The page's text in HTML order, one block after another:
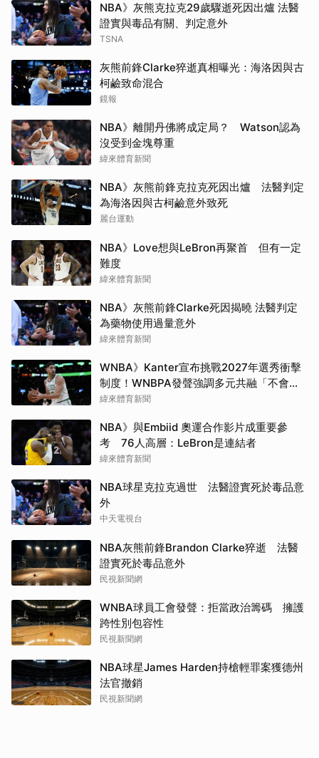
NBA》灰熊克拉克29歲驟逝死因出爐 法醫
證實與毒品有關、判定意外
TSNA
灰熊前鋒Clarke猝逝真相曝光：海洛因與古
柯鹼致命混合
鏡報
NBA》離開丹佛將成定局？ Watson認為
沒受到金塊尊重
緯來體育新聞
NBA》灰熊前鋒克拉克死因出爐 法醫判定
為海洛因與古柯鹼意外致死
麗台運動
NBA》Love想與LeBron再聚首 但有一定
難度
緯來體育新聞
NBA》灰熊前鋒Clarke死因揭曉 法醫判定
為藥物使用過量意外
緯來體育新聞
WNBA》Kanter宣布挑戰2027年選秀衝擊
制度！WNBPA發聲強調多元共融「不會成
為政治棋子」
緯來體育新聞
NBA》與Embiid 奧運合作影片成重要參
考 76人高層：LeBron是連結者
緯來體育新聞
NBA球星克拉克過世 法醫證實死於毒品意
外
中天電視台
NBA灰熊前鋒Brandon Clarke猝逝 法醫
證實死於毒品意外
民視新聞網
WNBA球員工會發聲：拒當政治籌碼 擁護
跨性別包容性
民視新聞網
NBA球星James Harden持槍輕罪案獲德州
法官撤銷
民視新聞網